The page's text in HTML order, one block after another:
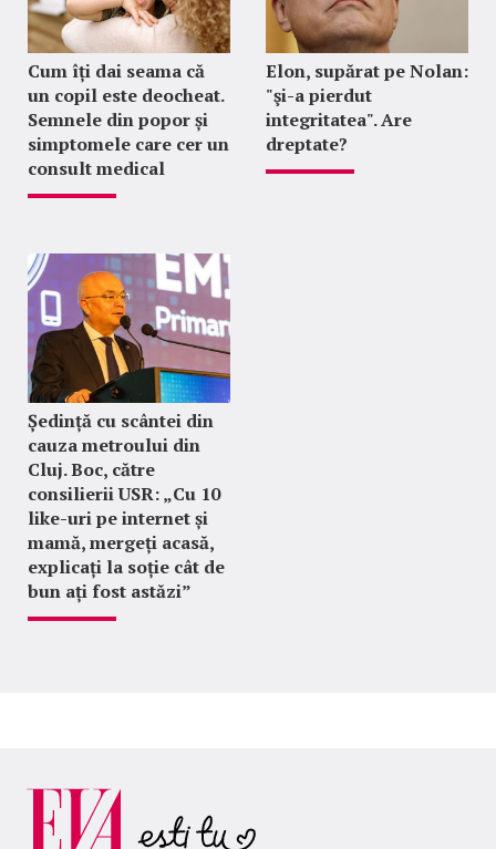
Cum îți dai seama că
un copil este deocheat.
Semnele din popor și
simptomele care cer un
consult medical
Elon, supărat pe Nolan:
"şi-a pierdut
integritatea". Are
dreptate?
Ședință cu scântei din
cauza metroului din
Cluj. Boc, către
consilierii USR: „Cu 10
like-uri pe internet și
mamă, mergeți acasă,
explicați la soție cât de
bun ați fost astăzi”